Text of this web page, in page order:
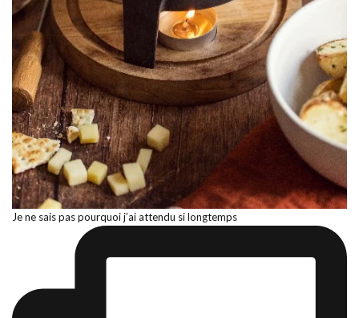
Je ne sais pas pourquoi j’ai attendu si longtemps